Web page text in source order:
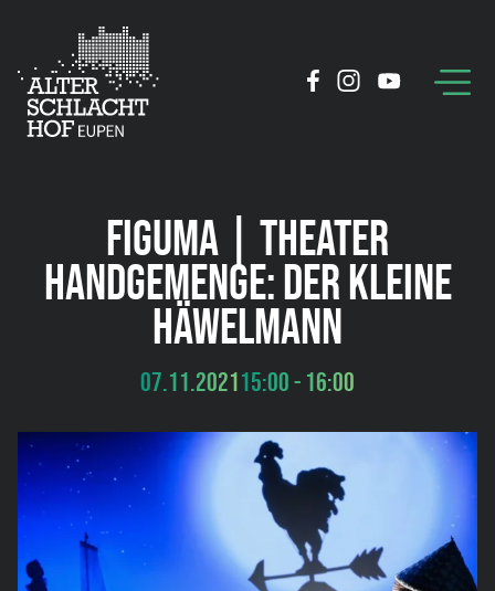
FIGUMA | THEATER
HANDGEMENGE: DER KLEINE
HÄWELMANN
07.11.202115:00 - 16:00